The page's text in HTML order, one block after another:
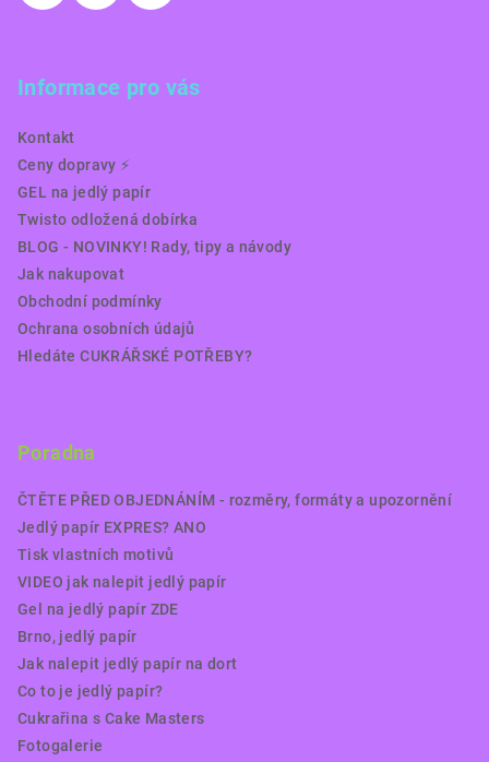
Informace pro vás
Kontakt
Ceny dopravy ⚡️
GEL na jedlý papír
Twisto odložená dobírka
BLOG - NOVINKY! Rady, tipy a návody
Jak nakupovat
Obchodní podmínky
Ochrana osobních údajů
Hledáte CUKRÁŘSKÉ POTŘEBY?
Poradna
ČTĚTE PŘED OBJEDNÁNÍM - rozměry, formáty a upozornění
Jedlý papír EXPRES? ANO
Tisk vlastních motivů
VIDEO jak nalepit jedlý papír
Gel na jedlý papír ZDE
Brno, jedlý papír
Jak nalepit jedlý papír na dort
Co to je jedlý papír?
Cukrařina s Cake Masters
Fotogalerie